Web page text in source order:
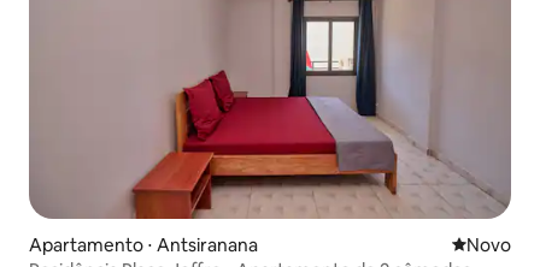
Apartamento ⋅ Antsiranana Novo
Novo